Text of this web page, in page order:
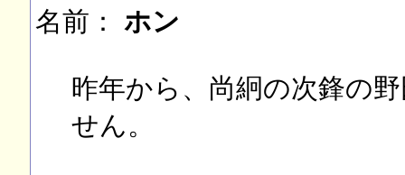
名前： ホン
昨年から、尚絅の次鋒の
せん。